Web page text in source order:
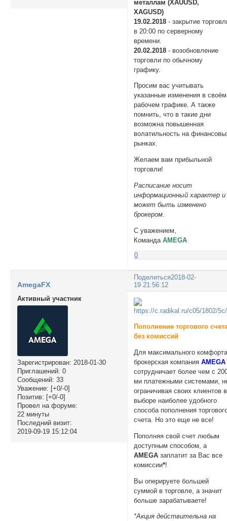
металлам (XAUUSD,
XAGUSD)
19.02.2018 - закрытие
в 20:00 по серверному
времени.
20.02.2018 - возобновление
торговли по обычному
графику.
Просим вас учитывать
указанные изменения в своём
рабочем графике. А также
помнить, что в такие дни
возможна повышенная
волатильность на
рынках.
Желаем вам прибыльной
торговли!
Расписание носит
информационный характер и
может быть изменено
брокером.
С уважением,
КомандаAMEGA
0
Поделиться2018-02-
19 21:56:12
AmegaFX
Активный участник
Зарегистрирован: 2018-01-30
Приглашений: 0
Сообщений: 33
Уважение: [+0/-0]
Позитив: [+0/-0]
Провел на форуме:
22 минуты
Последний визит:
2019-09-19 15:12:04
Пополнение торгового
без комиссий
Для максимального
брокерская компанияAMEGA
сотрудничает более чем с
ми платежными системами,
ограничивая своих клиентов в
выборе наиболее удобного
способа пополнения
счета. Но это еще не все!
Пополняя свой счет любым
доступным способом, а
AMEGA заплатит за Вас все
комиссии*!
Вы оперируете большей
суммой в торговле, а значит
больше зарабатываете!
*Акция действительна на